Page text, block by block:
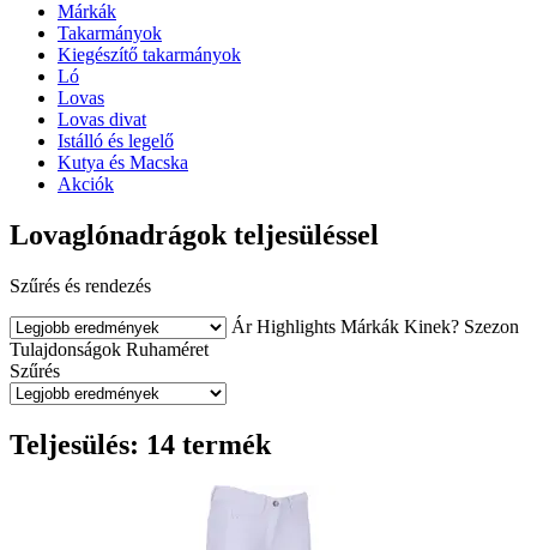
Márkák
Takarmányok
Kiegészítő takarmányok
Ló
Lovas
Lovas divat
Istálló és legelő
Kutya és Macska
Akciók
Lovaglónadrágok teljesüléssel
Szűrés és rendezés
Ár Highlights Márkák Kinek? Szezon
Tulajdonságok Ruhaméret
Szűrés
Teljesülés: 14 termék